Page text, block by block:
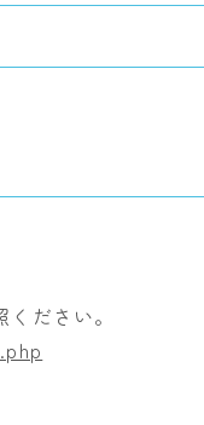
ださい。